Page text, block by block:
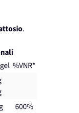
.
%VNR*
600%